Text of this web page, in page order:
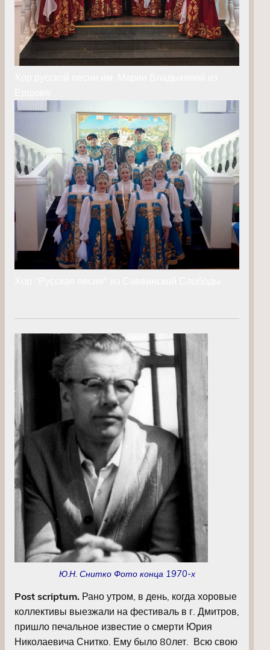
Ю.Н. Снитко Фото конца 1970-х
Post scriptum. Рано утром, в день, когда хоровые
коллективы выезжали на фестиваль в г. Дмитров,
пришло печальное известие о смерти Юрия
Николаевича Снитко. Ему было 80лет. Всю свою